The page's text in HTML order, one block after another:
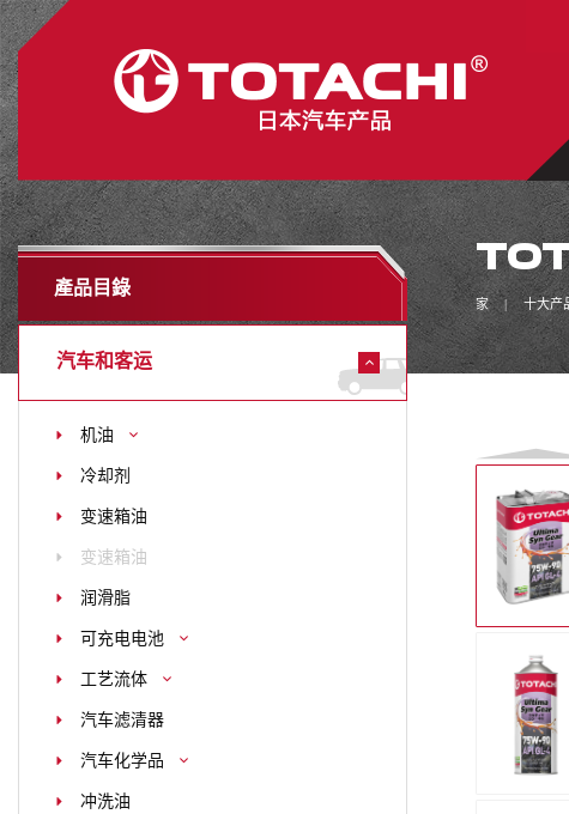
產品目錄
汽车和客运
机油
冷却剂
变速箱油
变速箱油
润滑脂
可充电电池
工艺流体
汽车滤清器
汽车化学品
冲洗油
家 十大产